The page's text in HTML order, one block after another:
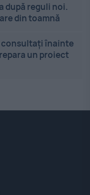
după reguli noi.
din toamnă
consultați înainte
un proiect